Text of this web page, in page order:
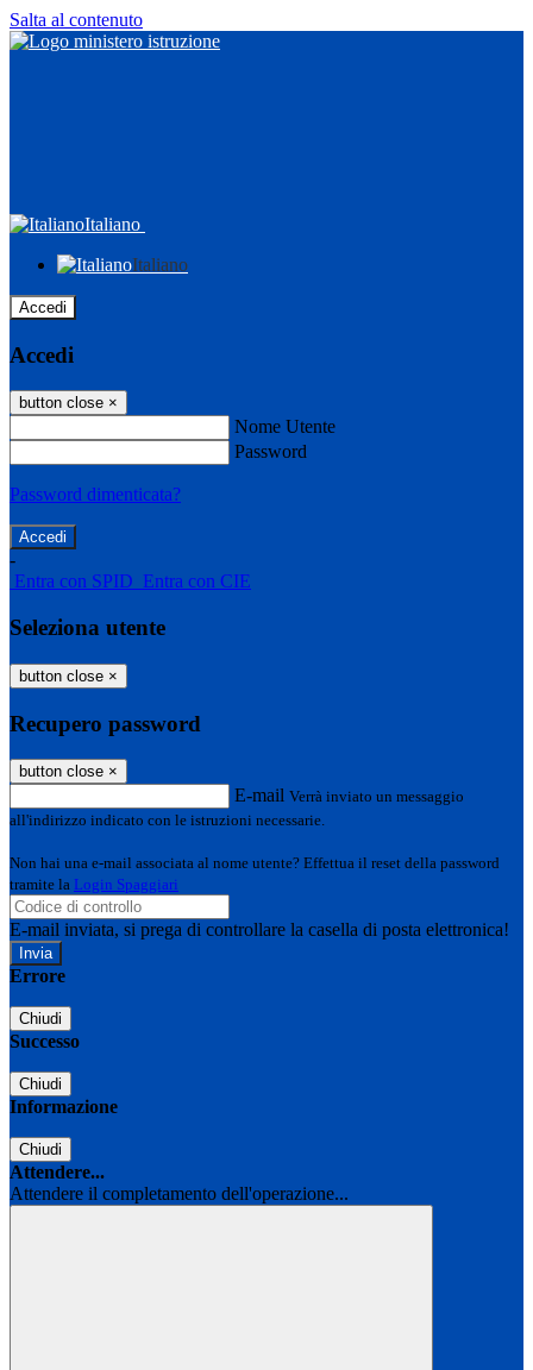
Salta al contenuto
Italiano
Italiano
Accedi
Accedi
button close ×
Nome Utente
Password
Password dimenticata?
-
Entra con SPID Entra con CIE
Seleziona utente
button close ×
Recupero password
button close ×
E-mail Verrà inviato un messaggio
all'indirizzo indicato con le istruzioni necessarie.
Non hai una e-mail associata al nome utente? Effettua il reset della password
tramite la Login Spaggiari
E-mail inviata, si prega di controllare la casella di posta elettronica!
Errore
Chiudi
Successo
Chiudi
Informazione
Chiudi
Attendere...
Attendere il completamento dell'operazione...